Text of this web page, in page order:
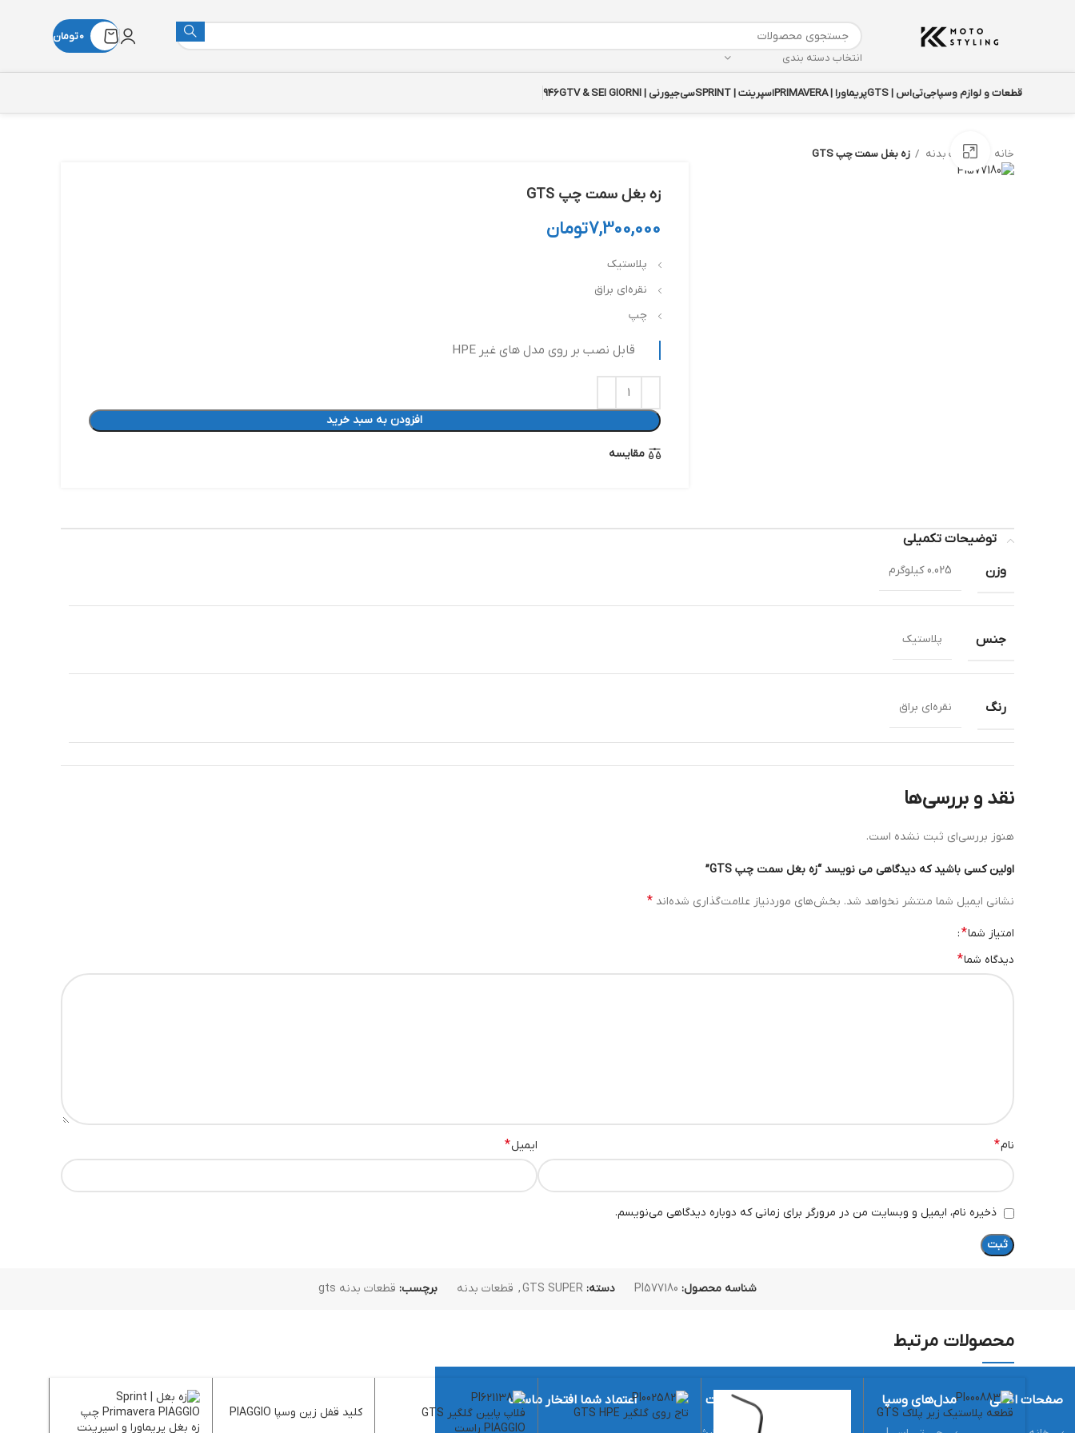
انتخاب دسته بندی
0تومان
قطعات و لوازم وسپاجی‌تی‌اس | GTS پریماورا | PRIMAVERA اسپرینت | SPRINT سی‌جیورنی | GTV & SEI GIORNI 946
خانه قطعات بدنه زه بغل سمت چپ GTSبزرگنمایی تصویر
زه بغل سمت چپ GTS
7,300,000تومان
پلاستیک
نقره‌ای براق
چپ
قابل نصب بر روی مدل های غیر HPE
افزودن به سبد خرید
مقایسه
توضیحات تکمیلی
وزن
0.025 کیلوگرم
جنس پلاستیک
رنگ نقره‌ای براق
نقد و بررسی‌ها
هنوز بررسی‌ای ثبت نشده است.
اولین کسی باشید که دیدگاهی می نویسد “زه بغل سمت چپ GTS”
نشانی ایمیل شما منتشر نخواهد شد. بخش‌های موردنیاز علامت‌گذاری شده‌اند *
امتیاز شما*
دیدگاه شما*
نام* ایمیل*
ذخیره نام، ایمیل و وبسایت من در مرورگر برای زمانی که دوباره دیدگاهی می‌نویسم.
شناسه محصول: PI577180 دسته: GTS SUPER
, قطعات بدنه برچسب: قطعات بدنه gts
محصولات مرتبط
قطعه پلاستیک زیر پلاک GTS تاج روی گلگیر GTS HPE
فلاپ پایین گلگیر GTS
PIAGGIO راست
کلید قفل زین وسپا PIAGGIO
زه بغل پریماورا و اسپرینت
صفحات اصلی مدل‌های وسپا خدمات اعتماد شما افتخار ماست